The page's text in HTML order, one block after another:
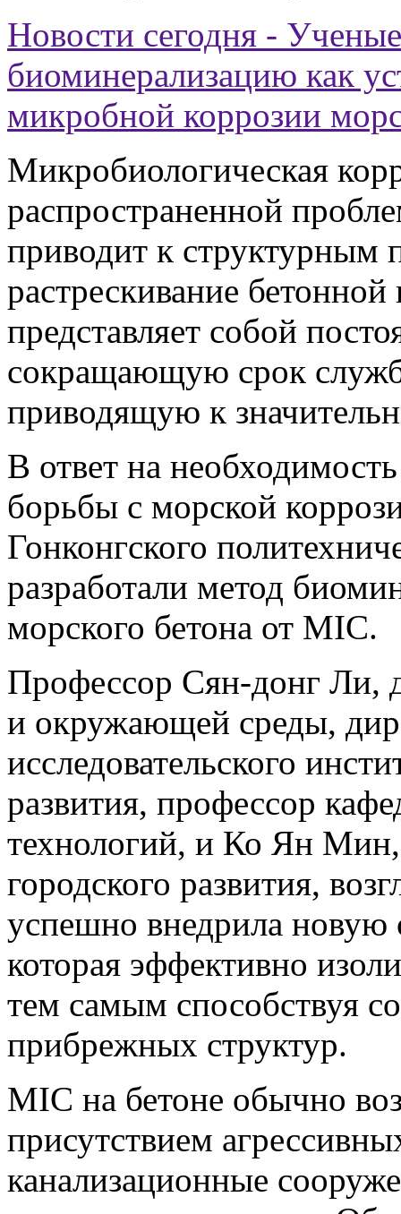
Новости сегодня -
биоминерализацию как
микробной коррозии
Микробиологическая
распространенной
приводит к структурным
растрескивание
представляет собой
сокращающую срок
приводящую к
В ответ на
борьбы с морской
Гонконгского
разработали метод
морского бетона от MIC.
Профессор Сян-донг Ли,
и окружающей среды,
исследовательского
развития, профессор
технологий, и Ко Ян
городского развития,
успешно внедрила новую
которая эффективно
тем самым способствуя
прибрежных структур.
MIC на бетоне обычно
присутствием
канализационные